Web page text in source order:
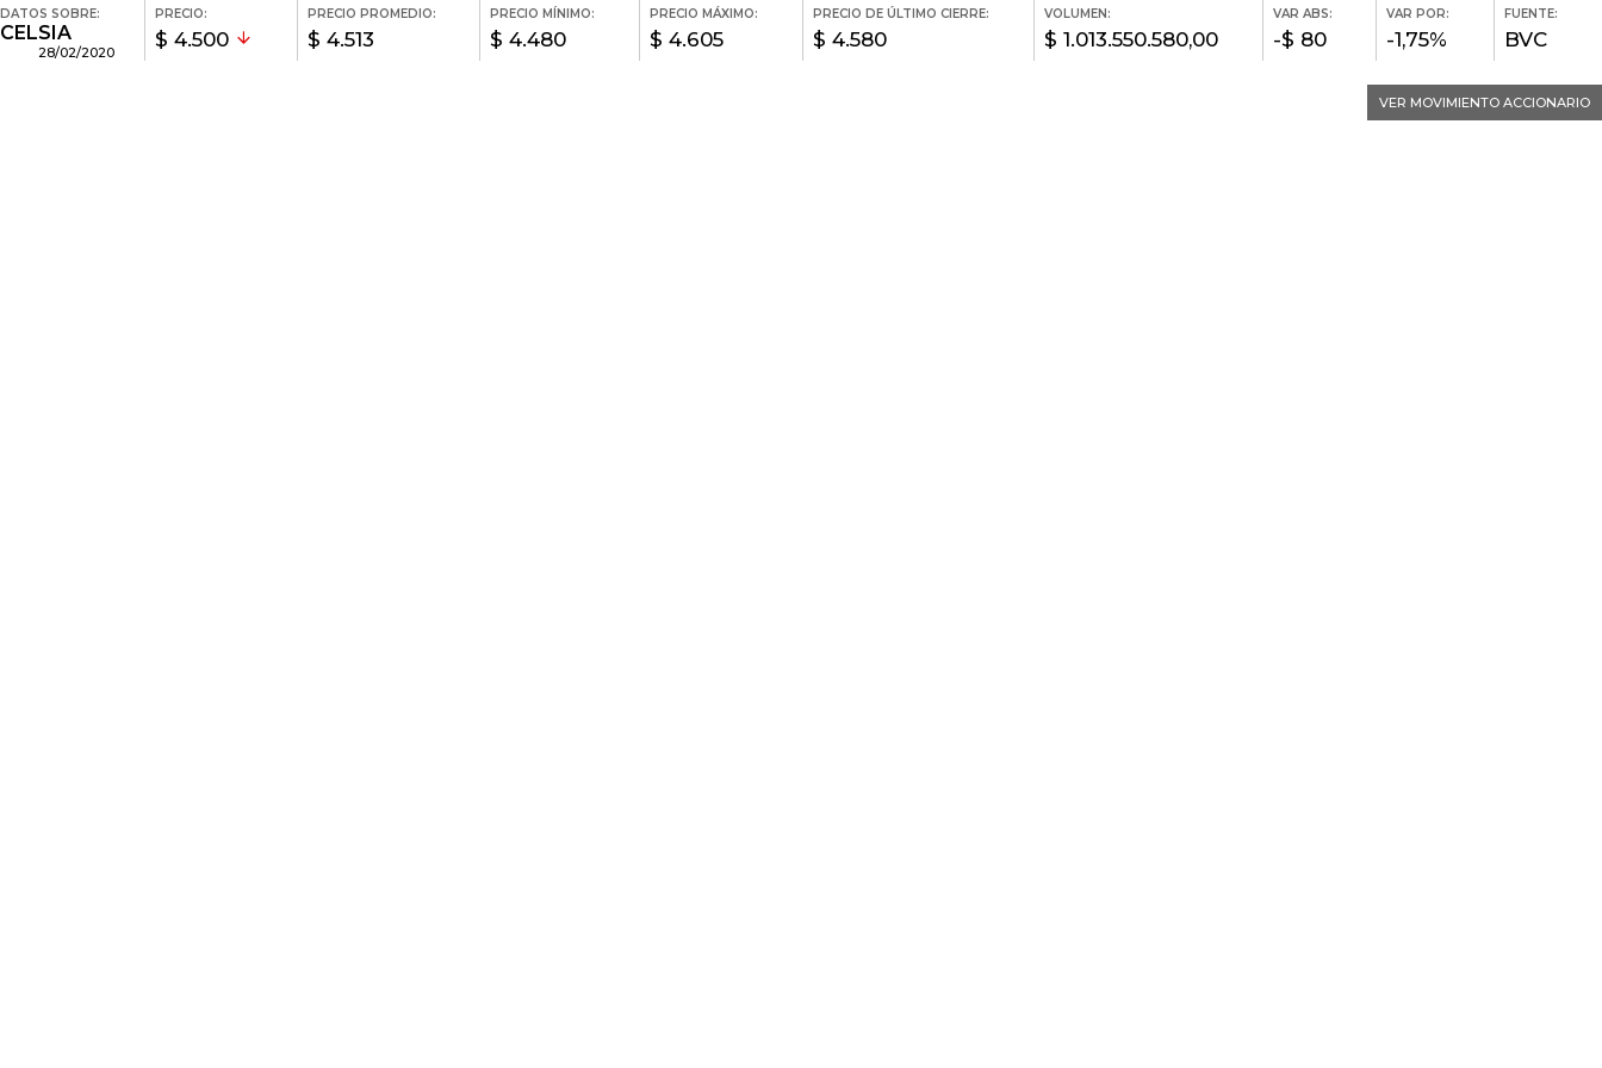
DATOS SOBRE:
CELSIA
28/02/2020
PRECIO:
$ 4.500
PRECIO PROMEDIO:
$ 4.513
PRECIO MÍNIMO:
$ 4.480
PRECIO MÁXIMO:
$ 4.605
PRECIO DE ÚLTIMO CIERRE:
$ 4.580
VOLUMEN:
$ 1.013.550.580,00
VAR ABS:
-$ 80
VAR POR:
-1,75%
FUENTE:
BVC
VER MOVIMIENTO ACCIONARIO